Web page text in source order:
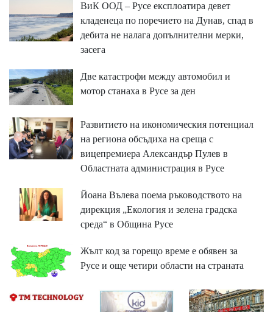
ВиК ООД – Русе експлоатира девет
кладенеца по поречието на Дунав, спад в
дебита не налага допълнителни мерки,
засега
Две катастрофи между автомобил и
мотор станаха в Русе за ден
Развитието на икономическия потенциал
на региона обсъдиха на среща с
вицепремиера Александър Пулев в
Областната администрация в Русе
Йоана Вълева поема ръководството на
дирекция „Екология и зелена градска
среда“ в Община Русе
Жълт код за горещо време е обявен за
Русе и още четири области на страната